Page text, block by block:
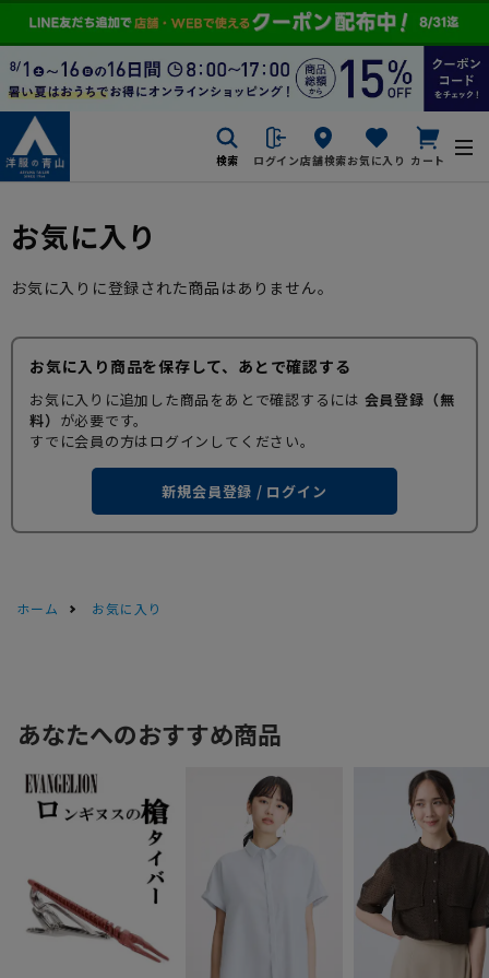
検索 ログイン店舗検索お気に入り カート
お気に入り
お気に入りに登録された商品はありません。
お気に入り商品を保存して、あとで確認する
お気に入りに追加した商品をあとで確認するには 会員登録（無
料） が必要です。
すでに会員の方はログインしてください。
新規会員登録 / ログイン
ホーム お気に入り